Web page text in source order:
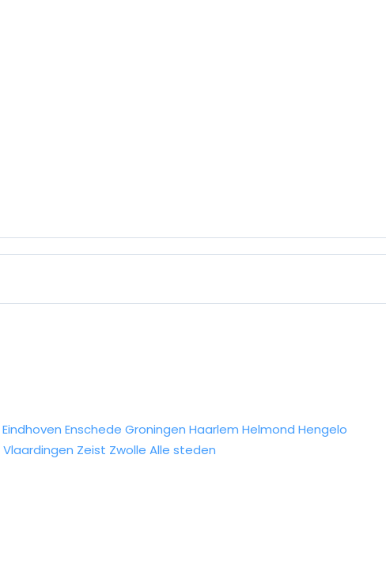
Eindhoven Enschede Groningen Haarlem Helmond Hengelo
Vlaardingen Zeist Zwolle Alle steden